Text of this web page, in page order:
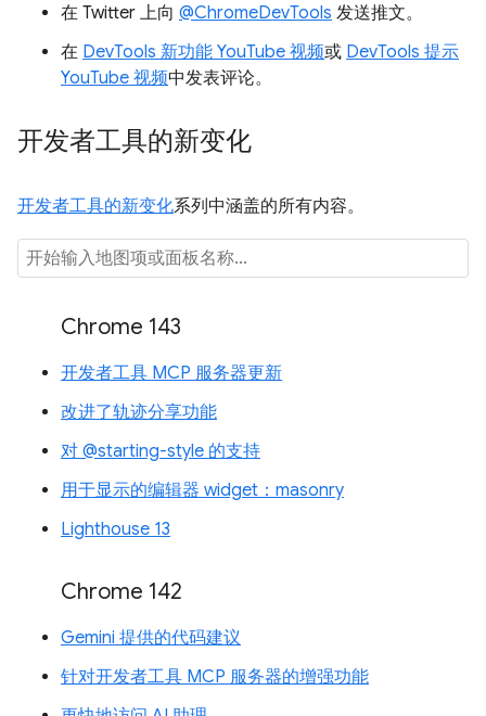
在 Twitter 上向 @ChromeDevTools 发送推文。
在 DevTools 新功能 YouTube 视频或 DevTools 提示
YouTube 视频中发表评论。
开发者工具的新变化
开发者工具的新变化系列中涵盖的所有内容。
Chrome 143
开发者工具 MCP 服务器更新
改进了轨迹分享功能
对 @starting-style 的支持
用于显示的编辑器 widget：masonry
Lighthouse 13
Chrome 142
Gemini 提供的代码建议
针对开发者工具 MCP 服务器的增强功能